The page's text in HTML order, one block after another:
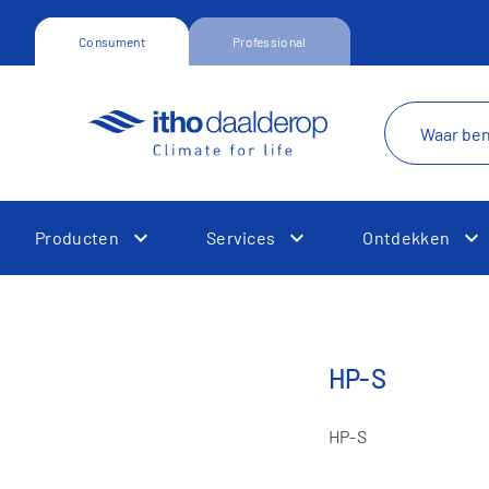
Consument Professional
Producten
Services
Ontdekken
HP-S
HP-S